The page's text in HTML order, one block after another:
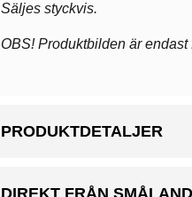
Säljes styckvis.
OBS! Produktbilden är
PRODUKTDETALJER
DIREKT FRÅN SMÅLAND